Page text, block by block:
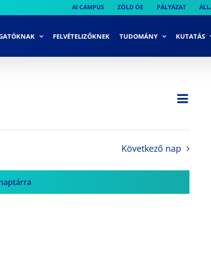
AI CAMPUS ZÖLD ÓE PÁLYÁZAT
FELVÉTELIZŐKNEK TUDOMÁNY KUTATÁS
Nap
Következő nap